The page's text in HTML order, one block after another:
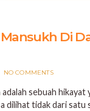
Di
NO COMMENTS
sebuah hikayat
dilihat tidak dari satu